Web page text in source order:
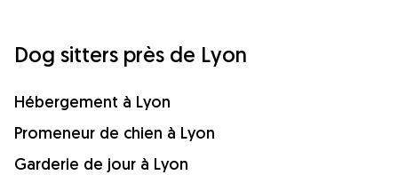
Dog sitters près de Lyon
Hébergement à Lyon
Promeneur de chien à Lyon
Garderie de jour à Lyon